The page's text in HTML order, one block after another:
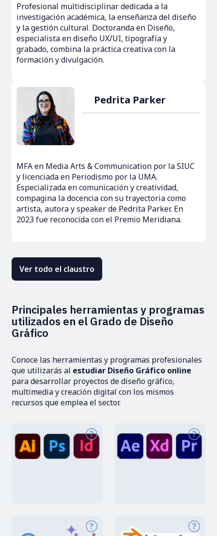
Profesional multidisciplinar dedicada a la
investigación académica, la enseñanza del diseño
y la gestión cultural. Doctoranda en Diseño,
especialista en diseño UX/UI, tipografía y
grabado, combina la práctica creativa con la
formación y divulgación.
Pedrita Parker
MFA en Media Arts & Communication por la SIUC
y licenciada en Periodismo por la UMA.
Especializada en comunicación y creatividad,
compagina la docencia con su trayectoria como
artista, autora y speaker de Pedrita Parker. En
2023 fue reconocida con el Premio Meridiana.
Ver todo el claustro
Principales herramientas y programas
utilizados en el Grado de Diseño
Gráfico
Conoce las herramientas y programas profesionales
que utilizarás al estudiar Diseño Gráfico online
para desarrollar proyectos de diseño gráfico,
multimedia y creación digital con los mismos
recursos que emplea el sector.